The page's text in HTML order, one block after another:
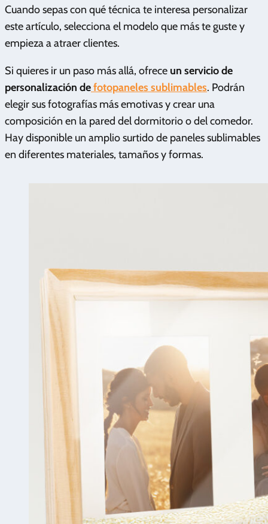
Cuando sepas con qué técnica te interesa personalizar
este artículo, selecciona el modelo que más te guste y
empieza a atraer clientes.
Si quieres ir un paso más allá, ofrece un servicio de
personalización defotopaneles sublimables. Podrán
elegir sus fotografías más emotivas y crear una
composición en la pared del dormitorio o del comedor.
Hay disponible un amplio surtido de paneles sublimables
en diferentes materiales, tamaños y formas.